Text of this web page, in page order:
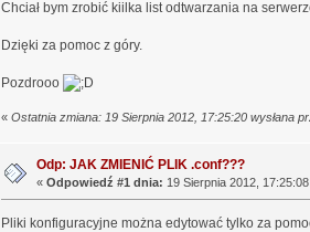
Chciał bym zrobić kiilka list odtwarzania na
Dzięki za pomoc z góry.
Pozdrooo
« Ostatnia zmiana: 19 Sierpnia 2012, 17:25:20 wysłana
Odp: JAK ZMIENIĆ PLIK .conf???
« Odpowiedź #1 dnia: 19 Sierpnia 2012,
Pliki konfiguracyjne można edytować tylko za